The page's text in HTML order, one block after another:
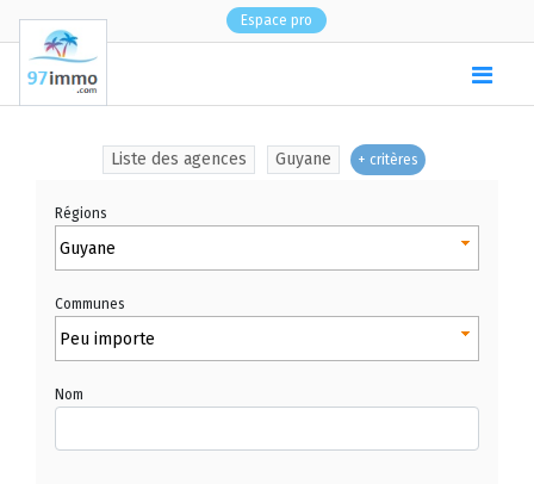
Espace pro
Liste des agences Guyane + critères
Régions
Guyane
Communes
Peu importe
Nom